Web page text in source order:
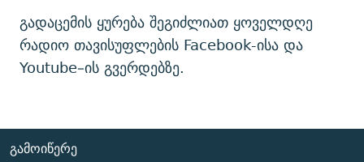
გადაცემის ყურება შეგიძლიათ ყოველდღე
რადიო თავისუფლების Facebook-ისა და
Youtube–ის გვერდებზე.
ᲒᲐᲛᲝᲘᲬᲔᲠᲔ